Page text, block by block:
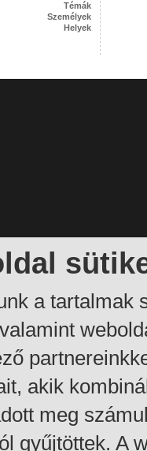
a tartalmak
akik
meg
gyűjtöttek. A
Témák
Személyek
Helyek